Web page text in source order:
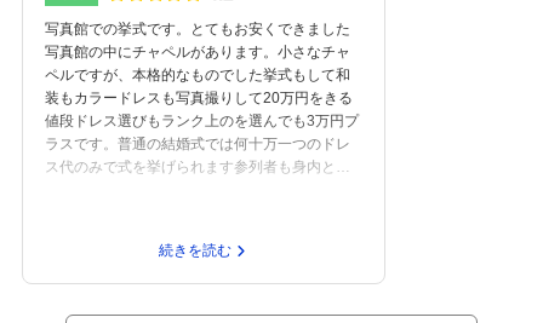
写真館での挙式です。とてもお安くできました
写真館の中にチャペルがあります。小さなチャ
ペルですが、本格的なものでした挙式もして和
装もカラードレスも写真撮りして20万円をきる
値段ドレス選びもランク上のを選んでも3万円プ
ラスです。普通の結婚式では何十万一つのドレ
ス代のみで式を挙げられます参列者も身内と友
ばがみたいに披露宴して何百万するよりも相手
も自分も大満足
続きを読む